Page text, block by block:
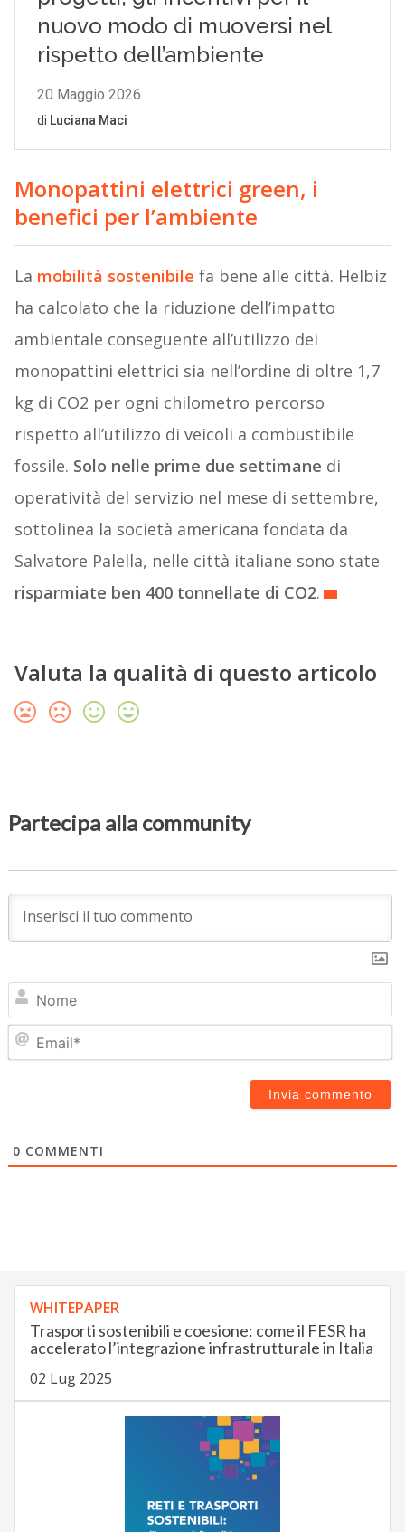
Monopattini elettrici green, i
benefici per l’ambiente
La mobilità sostenibile fa bene alle città. Helbiz
ha calcolato che la riduzione dell’impatto
ambientale conseguente all’utilizzo dei
monopattini elettrici sia nell’ordine di oltre 1,7
kg di CO2 per ogni chilometro percorso
rispetto all’utilizzo di veicoli a combustibile
fossile. Solo nelle prime due settimane di
operatività del servizio nel mese di settembre,
sottolinea la società americana fondata da
Salvatore Palella, nelle città italiane sono state
risparmiate ben 400 tonnellate di CO2.
Valuta la qualità di questo articolo
Partecipa alla community
0 COMMENTI
WHITEPAPER
Trasporti sostenibili e coesione: come il FESR ha
accelerato l’integrazione infrastrutturale in Italia
02 Lug 2025